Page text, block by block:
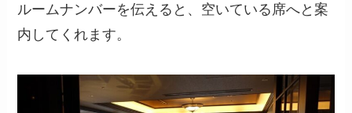
ルームナンバーを伝えると、空いている席へと案
内してくれます。